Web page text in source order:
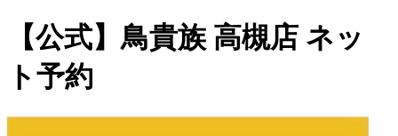
【公式】鳥貴族 高槻店 ネッ
ト予約